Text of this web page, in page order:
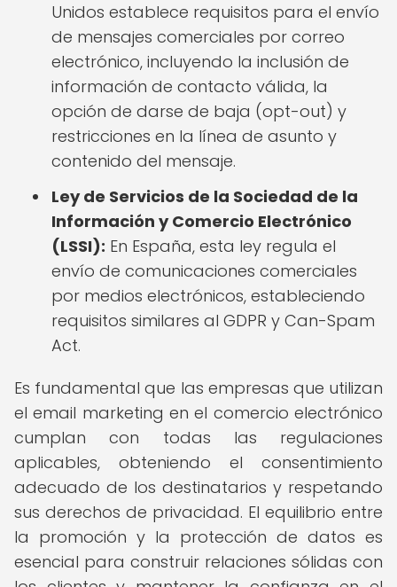
Unidos establece requisitos para el envío
de mensajes comerciales por correo
electrónico, incluyendo la inclusión de
información de contacto válida, la
opción de darse de baja (opt-out) y
restricciones en la línea de asunto y
contenido del mensaje.
Ley de Servicios de la Sociedad de la
Información y Comercio Electrónico
(LSSI): En España, esta ley regula el
envío de comunicaciones comerciales
por medios electrónicos, estableciendo
requisitos similares al GDPR y Can-Spam
Act.
Es fundamental que las empresas que utilizan
el email marketing en el comercio electrónico
cumplan con todas las regulaciones
aplicables, obteniendo el consentimiento
adecuado de los destinatarios y respetando
sus derechos de privacidad. El equilibrio entre
la promoción y la protección de datos es
esencial para construir relaciones sólidas con